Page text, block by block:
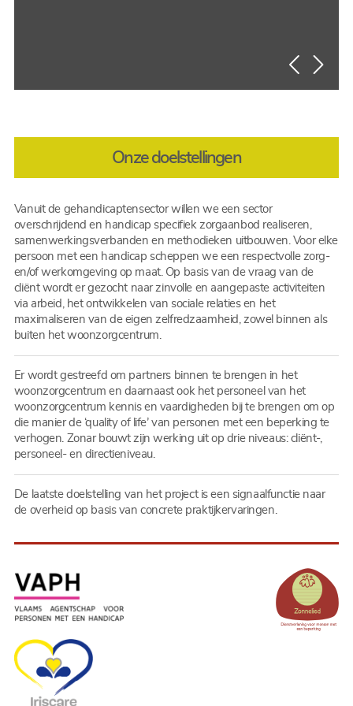
Onze doelstellingen
Vanuit de gehandicaptensector willen we een sector
overschrijdend en handicap specifiek zorgaanbod realiseren,
samenwerkingsverbanden en methodieken uitbouwen. Voor elke
persoon met een handicap scheppen we een respectvolle zorg-
en/of werkomgeving op maat. Op basis van de vraag van de
cliënt wordt er gezocht naar zinvolle en aangepaste activiteiten
via arbeid, het ontwikkelen van sociale relaties en het
maximaliseren van de eigen zelfredzaamheid, zowel binnen als
buiten het woonzorgcentrum.
Er wordt gestreefd om partners binnen te brengen in het
woonzorgcentrum en daarnaast ook het personeel van het
woonzorgcentrum kennis en vaardigheden bij te brengen om op
die manier de ‘quality of life’ van personen met een beperking te
verhogen. Zonar bouwt zijn werking uit op drie niveaus: cliënt-,
personeel- en directieniveau.
De laatste doelstelling van het project is een signaalfunctie naar
de overheid op basis van concrete praktijkervaringen.